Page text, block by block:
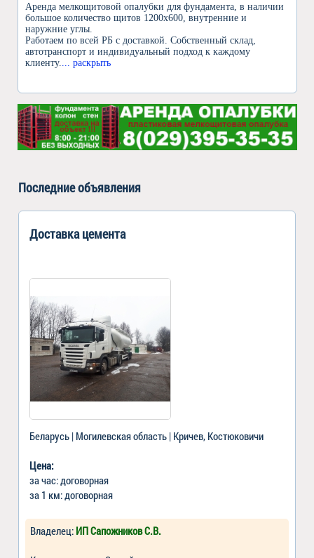
Аренда мелкощитовой опалубки для фундамента, в наличии
большое количество щитов 1200х600, внутренние и
наружние углы.
Работаем по всей РБ с доставкой. Собственный склад,
автотранспорт и индивидуальный подход к каждому
клиенту.
... раскрыть
Последние объявления
Доставка цемента
Беларусь | Могилевская область | Кричев, Костюковичи
Цена:
за час: договорная
за 1 км: договорная
Владелец: ИП Сапожников С.В.